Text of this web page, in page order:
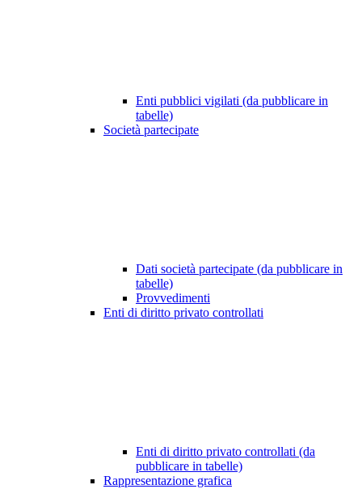
Enti pubblici vigilati (da pubblicare in
tabelle)
Società partecipate
Dati società partecipate (da pubblicare in
tabelle)
Provvedimenti
Enti di diritto privato controllati
Enti di diritto privato controllati (da
pubblicare in tabelle)
Rappresentazione grafica